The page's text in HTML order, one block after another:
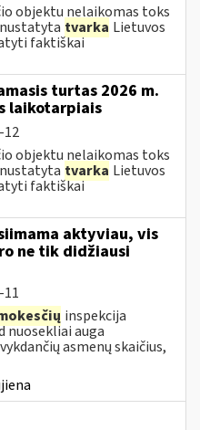
objektu nelaikomas toks
tvarka Lietuvos
faktiškai
turtas 2026 m.
laikotarpiais
12
objektu nelaikomas toks
tvarka Lietuvos
faktiškai
aktyviau, vis
ne tik didžiausi
11
inspekcija
nuosekliai auga
asmenų skaičius,